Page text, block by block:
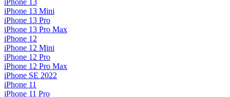
iPhone 13
iPhone 13 Mini
iPhone 13 Pro
iPhone 13 Pro Max
iPhone 12
iPhone 12 Mini
iPhone 12 Pro
iPhone 12 Pro Max
iPhone SE 2022
iPhone 11
iPhone 11 Pro